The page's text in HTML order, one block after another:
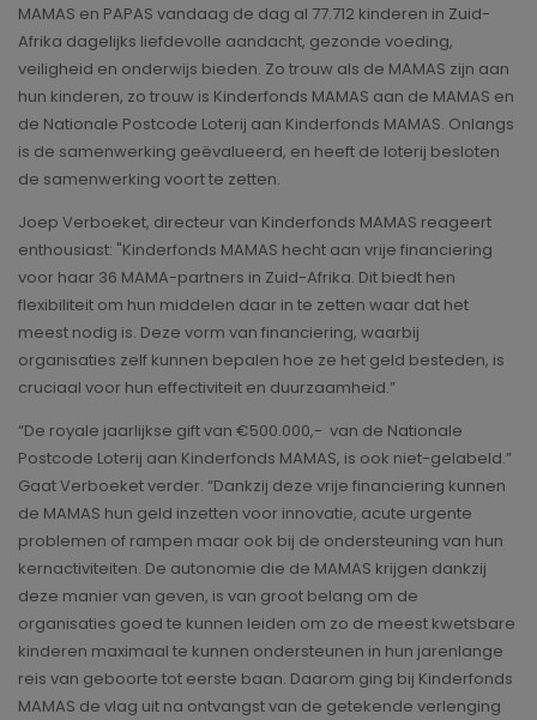
MAMAS en PAPAS vandaag de dag al 77.712 kinderen in Zuid-
Afrika dagelijks liefdevolle aandacht, gezonde voeding,
veiligheid en onderwijs bieden. Zo trouw als de MAMAS zijn aan
hun kinderen, zo trouw is Kinderfonds MAMAS aan de MAMAS en
de Nationale Postcode Loterij aan Kinderfonds MAMAS. Onlangs
is de samenwerking geëvalueerd, en heeft de loterij besloten
de samenwerking voort te zetten.
Joep Verboeket, directeur van Kinderfonds MAMAS reageert
enthousiast: "Kinderfonds MAMAS hecht aan vrije financiering
voor haar 36 MAMA-partners in Zuid-Afrika. Dit biedt hen
flexibiliteit om hun middelen daar in te zetten waar dat het
meest nodig is. Deze vorm van financiering, waarbij
organisaties zelf kunnen bepalen hoe ze het geld besteden, is
cruciaal voor hun effectiviteit en duurzaamheid.”
“De royale jaarlijkse gift van €500.000,- van de Nationale
Postcode Loterij aan Kinderfonds MAMAS, is ook niet-gelabeld.”
Gaat Verboeket verder. “Dankzij deze vrije financiering kunnen
de MAMAS hun geld inzetten voor innovatie, acute urgente
problemen of rampen maar ook bij de ondersteuning van hun
kernactiviteiten. De autonomie die de MAMAS krijgen dankzij
deze manier van geven, is van groot belang om de
organisaties goed te kunnen leiden om zo de meest kwetsbare
kinderen maximaal te kunnen ondersteunen in hun jarenlange
reis van geboorte tot eerste baan. Daarom ging bij Kinderfonds
MAMAS de vlag uit na ontvangst van de getekende verlenging